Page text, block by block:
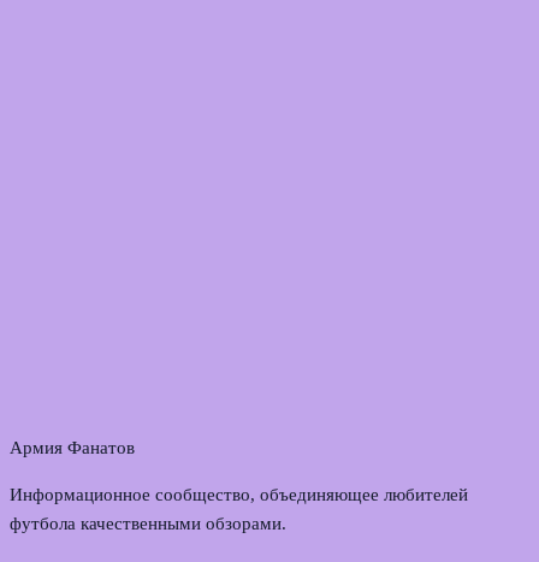
Армия Фанатов
Информационное сообщество, объединяющее любителей
футбола качественными обзорами.